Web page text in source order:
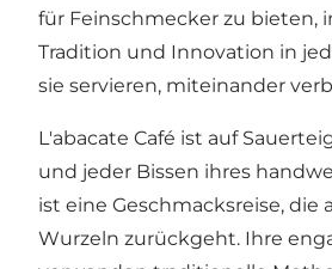
für Feinschmecker zu bieten,
Tradition und Innovation in
sie servieren, miteinander
L'abacate Café ist auf
und jeder Bissen ihres
ist eine Geschmacksreise, die
Wurzeln zurückgeht. Ihre